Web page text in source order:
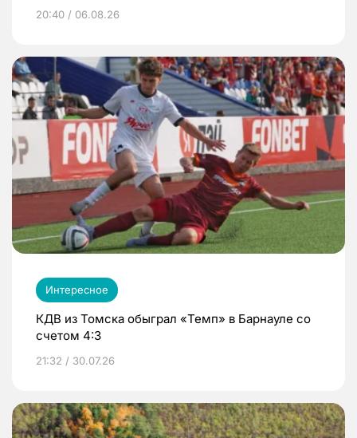
20:40 / 06.08.26
Интересное
КДВ из Томска обыграл «Темп» в Барнауле со
счетом 4:3
21:32 / 30.07.26